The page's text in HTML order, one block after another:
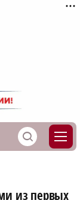
S
из первых